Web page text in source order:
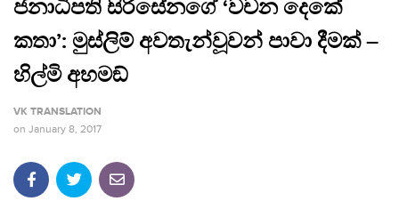
ජනාධිපති සිරිසේනගේ ‘වචන දෙකේ
කතා’: මුස්ලිම් අවතැන්වූවන් පාවා දීමක් –
හිල්මි අහමඞ්
VK TRANSLATION
on January 8, 2017